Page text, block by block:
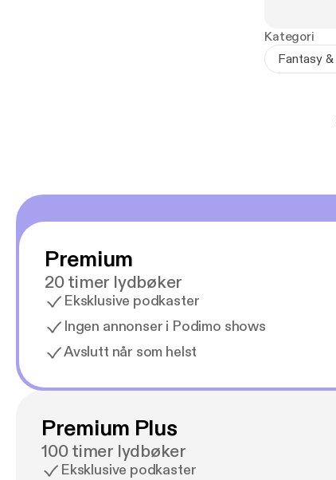
Kategori
Fantasy
Premium
20 timer lydbøker
Eksklusive podkaster
Ingen annonser i Podimo shows
Avslutt når som helst
Premium Plus
100 timer lydbøker
Eksklusive podkaster